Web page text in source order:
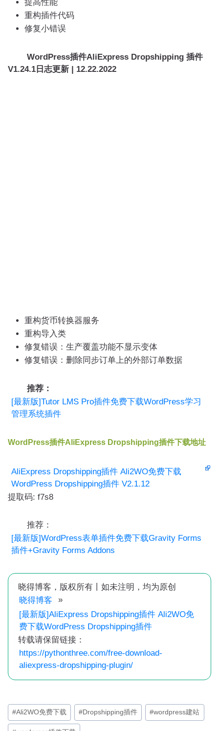
提高性能
重构插件代码
修复小错误
WordPress插件AliExpress Dropshipping 插件
V1.24.1日志更新 | 12.22.2022
重构货币转换器服务
重构导入类
修复错误：生产覆盖功能不显示变体
修复错误：删除同步订单上的外部订单数据
推荐：
[最新版]Tutor LMS Pro插件免费下载WordPress学习
管理系统插件
WordPress插件AliExpress Dropshipping插件下载地址
AliExpress Dropshipping插件 Ali2WO免费下载
WordPress Dropshipping插件 V2.1.12
提取码: f7s8
推荐：
[最新版]WordPress表单插件免费下载Gravity Forms
插件+Gravity Forms Addons
晓得博客，版权所有丨如未注明，均为原创
晓得博客
»
[最新版]AliExpress Dropshipping插件 Ali2WO免
费下载WordPress Dropshipping插件
转载请保留链接：
https://pythonthree.com/free-download-
aliexpress-dropshipping-plugin/
文
章
#Ali2WO免费下载 #Dropshipping插件 #wordpress建站